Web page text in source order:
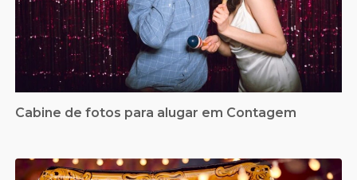
Cabine de fotos para alugar em Contagem